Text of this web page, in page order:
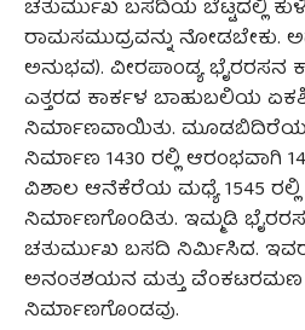
ಚತುರ್ಮುಖ ಬಸದಿಯ ಬೆಟ್ಟದಲ್ಲಿ
ರಾಮಸಮುದ್ರವನ್ನು
ಅನುಭವ). ವೀರಪಾಂಡ್ಯ ಭೈರರಸನ
ಎತ್ತರದ ಕಾರ್ಕಳ ಬಾಹುಬಲಿಯ
ನಿರ್ಮಾಣವಾಯಿತು.
ನಿರ್ಮಾಣ 1430 ರಲ್ಲಿ ಆರಂಭವಾಗಿ
ವಿಶಾಲ ಆನೆಕೆರೆಯ ಮಧ್ಯೆ 1545
ನಿರ್ಮಾಣಗೊಂಡಿತು. ಇಮ್ಮಡಿ
ಚತುರ್ಮುಖ ಬಸದಿ ನಿರ್ಮಿಸಿದ.
ಅನಂತಶಯನ ಮತ್ತು
ನಿರ್ಮಾಣಗೊಂಡವು.